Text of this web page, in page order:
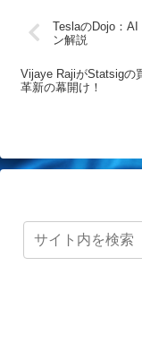
TeslaのDojo：
ン解説
Vijaye RajiがStatsigの
革新の幕開け！